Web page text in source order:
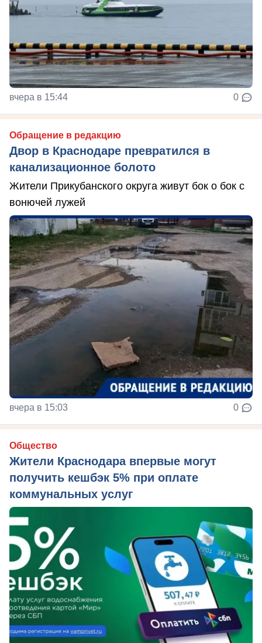
вчера в 15:44 0
Обращение в редакцию
Двор в Краснодаре превратился в
канализационное болото
Жители Прикубанского округа живут бок о бок с
вонючей лужей
вчера в 15:03 0
Общество
Жители Краснодара впервые могут
получить кешбэк 5% при оплате
коммунальных услуг